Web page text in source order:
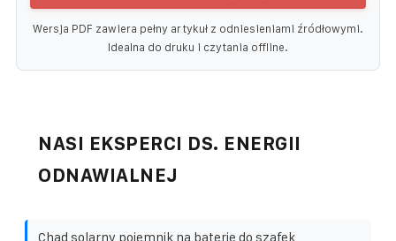
Wersja PDF zawiera pełny artykuł z odniesieniami źródłowymi.
Idealna do druku i czytania offline.
NASI EKSPERCI DS. ENERGII
ODNAWIALNEJ
Chad solarny pojemnik na baterie do szafek